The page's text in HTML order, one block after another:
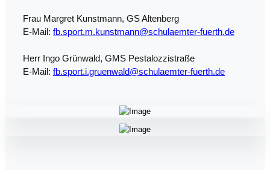
Frau Margret Kunstmann, GS Altenberg
E-Mail: fb.sport.m.kunstmann@schulaemter-fuerth.de
Herr Ingo Grünwald, GMS Pestalozzistraße
E-Mail: fb.sport.i.gruenwald@schulaemter-fuerth.de